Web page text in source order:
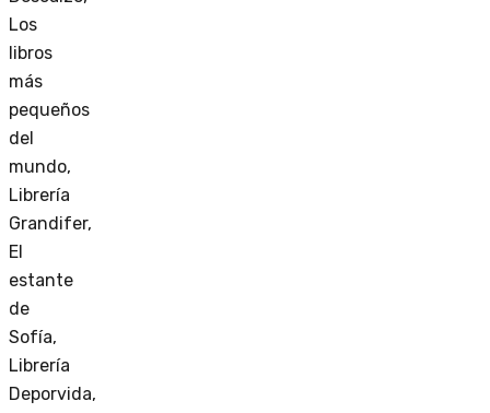
Los
libros
más
pequeños
del
mundo,
Librería
Grandifer,
El
estante
de
Sofía,
Librería
Deporvida,